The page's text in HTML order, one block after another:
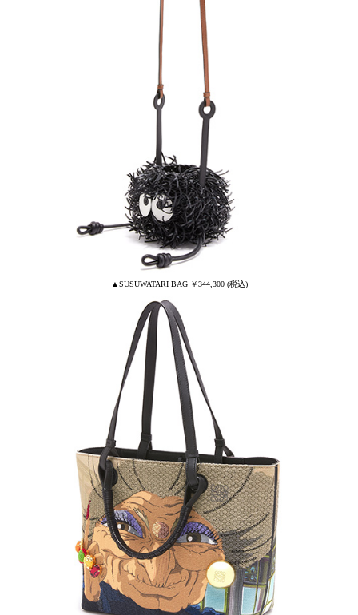
▲SUSUWATARI BAG ￥344,300 (税込)